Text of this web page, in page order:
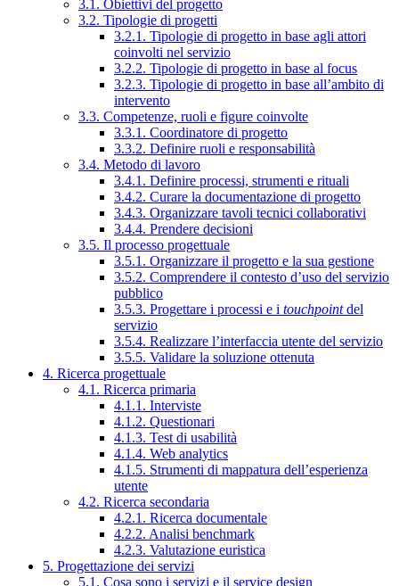
3.1. Obiettivi del progetto
3.2. Tipologie di progetti
3.2.1. Tipologie di progetto in base agli attori
coinvolti nel servizio
3.2.2. Tipologie di progetto in base al focus
3.2.3. Tipologie di progetto in base all’ambito di
intervento
3.3. Competenze, ruoli e figure coinvolte
3.3.1. Coordinatore di progetto
3.3.2. Definire ruoli e responsabilità
3.4. Metodo di lavoro
3.4.1. Definire processi, strumenti e rituali
3.4.2. Curare la documentazione di progetto
3.4.3. Organizzare tavoli tecnici collaborativi
3.4.4. Prendere decisioni
3.5. Il processo progettuale
3.5.1. Organizzare il progetto e la sua gestione
3.5.2. Comprendere il contesto d’uso del servizio
pubblico
3.5.3. Progettare i processi e i touchpointdel
servizio
3.5.4. Realizzare l’interfaccia utente del servizio
3.5.5. Validare la soluzione ottenuta
4. Ricerca progettuale
4.1. Ricerca primaria
4.1.1. Interviste
4.1.2. Questionari
4.1.3. Test di usabilità
4.1.4. Web analytics
4.1.5. Strumenti di mappatura dell’esperienza
utente
4.2. Ricerca secondaria
4.2.1. Ricerca documentale
4.2.2. Analisi benchmark
4.2.3. Valutazione euristica
5. Progettazione dei servizi
5.1. Cosa sono i servizi e il service design